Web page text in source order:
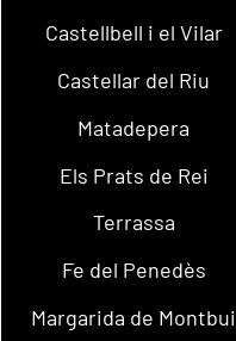
Castellbell i el Vilar
Castellar del Riu
Matadepera
Els Prats de Rei
Terrassa
Fe del Penedès
Margarida de Montbui